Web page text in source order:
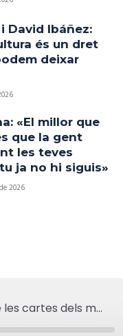
David Ibáñez:
és un dret
deixar
«El millor que
que la gent
les teves
ja no hi siguis»
2026
Care Santos: "A través de les cartes dels meus pares he pogut reconstruir la part emocional d'aquesta història d'amor"